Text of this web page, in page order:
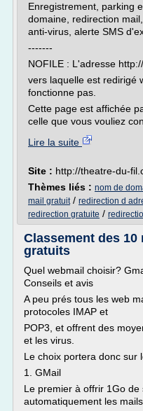
Enregistrement, parking
domaine, redirection
anti-virus, alerte SMS
-------
NOFILE : L'adresse
vers laquelle est redirigé
fonctionne pas.
Cette page est affichée
celle que vous vouliez
Lire la suite
Site : http://theatre-du-
Thèmes liés : nom de
mail gratuit/ redirection d
redirection gratuite /
Classement des 10
gratuits
Quel webmail choisir?
Conseils et avis
A peu prés tous les web
protocoles IMAP et
POP3, et offrent des
et les virus.
Le choix portera donc sur
1. GMail
Le premier à offrir 1Go
automatiquement les